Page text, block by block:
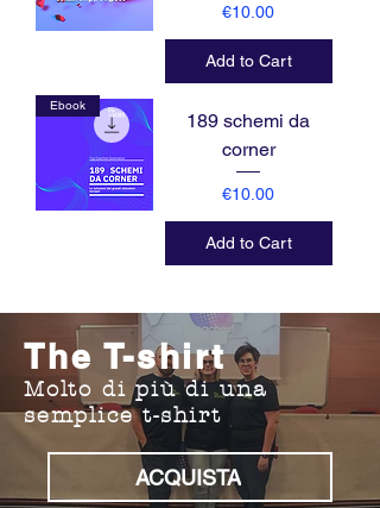
Price
€10.00
Add to Cart
Ebook
189 schemi da
corner
Price
€10.00
Add to Cart
The T-shirt
Molto di più di una
semplice t-shirt
ACQUISTA